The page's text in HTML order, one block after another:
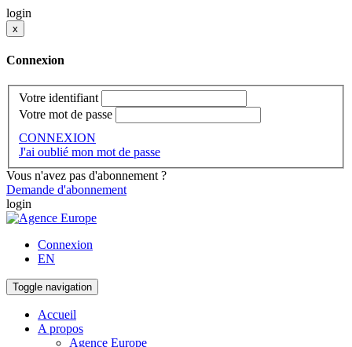
login
x
Connexion
Votre identifiant
Votre mot de passe
CONNEXION
J'ai oublié mon mot de passe
Vous n'avez pas d'abonnement ?
Demande d'abonnement
login
Connexion
EN
Toggle navigation
Accueil
A propos
Agence Europe